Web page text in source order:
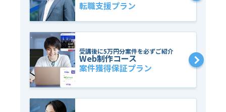
転職支援プラン
受講後に5万円分案件を必ずご紹介
Web制作コース
案件獲得保証プラン